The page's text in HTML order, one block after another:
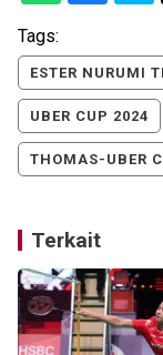
Tags:
ESTER NURUMI
UBER CUP 2024
THOMAS-UBER
Terkait